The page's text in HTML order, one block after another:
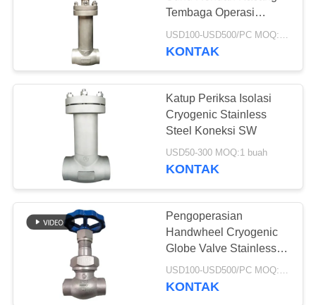
SITEMAP
KEBIJAKAN
PRIVASI
Katup Pengurang
Tekanan Cryogenic
Katup Mati
Kriogenik
39
Tembaga Operasi
Manual Koneksi SW
USD100-USD500/PC MOQ:1 pc
KONTAK
Katup Periksa Isolasi
Cryogenic Stainless
Steel Koneksi SW
USD50-300 MOQ:1 buah
KONTAK
Pengoperasian
Handwheel Cryogenic
Globe Valve Stainless
Steel Nut Koneksi BW
USD100-USD500/PC MOQ:1 pc
KONTAK